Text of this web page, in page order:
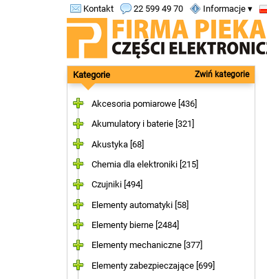
Kontakt 22 599 49 70 Informacje ▾
Kategorie Zwiń kategorie
Akcesoria pomiarowe [436]
Akumulatory i baterie [321]
Akustyka [68]
Chemia dla elektroniki [215]
Czujniki [494]
Elementy automatyki [58]
Elementy bierne [2484]
Elementy mechaniczne [377]
Elementy zabezpieczające [699]